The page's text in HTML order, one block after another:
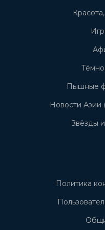
Пышные
Новости Азии
Звёзды
Политика